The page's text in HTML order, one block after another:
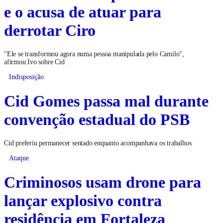
e o acusa de atuar para
derrotar Ciro
"Ele se transformou agora numa pessoa manipulada pelo Camilo",
afirmou Ivo sobre Cid
Indisposição
Cid Gomes passa mal durante
convenção estadual do PSB
Cid preferiu permanecer sentado enquanto acompanhava os trabalhos
Ataque
Criminosos usam drone para
lançar explosivo contra
residência em Fortaleza